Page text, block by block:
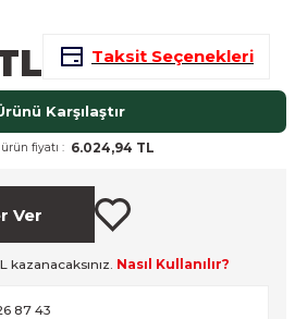
Taksit Seçenekleri
Karşılaştır
ürün fiyatı : 6.024,94 TL
Ver
kazanacaksınız. Nasıl Kullanılır?
87 43